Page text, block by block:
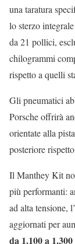
una taratura
lo sterzo
da 21 pollici,
chilogrammi
rispetto a quelli
Gli pneumatici
Porsche offrirà
orientate alla
posteriore
Il Manthey Kit
più performanti:
ad alta tensione,
aggiornati per
da 1.100 a